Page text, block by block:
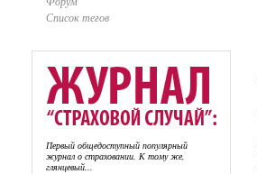
Список тегов
Первый общедоступный популярный
журнал о страховании. К тому же,
глянцевый...